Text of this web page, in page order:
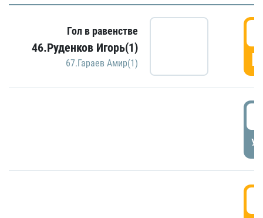
Гол в равенстве
46.Руденков Игорь(1)
67.Гараев Амир(1)